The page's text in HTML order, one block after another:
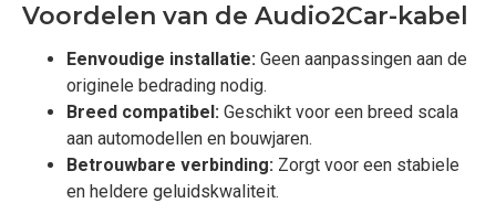
Voordelen van de Audio2Car-kabel
Eenvoudige installatie: Geen aanpassingen aan de
originele bedrading nodig.
Breed compatibel: Geschikt voor een breed scala
aan automodellen en bouwjaren.
Betrouwbare verbinding: Zorgt voor een stabiele
en heldere geluidskwaliteit.